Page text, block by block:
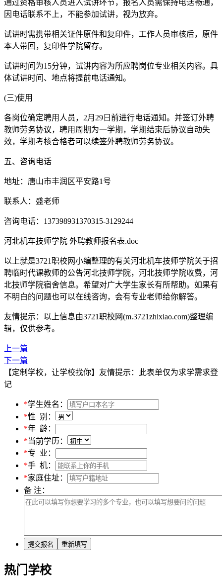
通过资格审核人员进入试讲环节，报名人员需保持电话畅通，
因电话联系不上，不能参加试讲，视为放弃。
试讲时需携带相关证件原件和复印件，工作人员审核后，原件
本人带回，复印件学院留存。
试讲时间为15分钟，试讲内容为所应聘岗位专业相关内容。具
体试讲时间、地点将提前电话通知。
(三)使用
各岗位确定聘用人员，2月29日前进行电话通知。并签订外聘
教师劳务协议，聘用周期为一学期，学期结束后协议自动失
效，学期考核合格者可以续签外聘教师劳务协议。
五、咨询电话
地址：唐山市丰润区平安路1号
联系人：盛老师
咨询电话：137398931370315-3129244
河北机车技师学院 外聘教师报名表.doc
以上就是3721职校网小编整理的有关河北机车技师学院关于招
聘临时代课教师的公告河北技师学院，河北技师学院收费，河
北技师学院宿舍信息。希望对广大学生家长有所帮助。如果有
不明白的问题也可以在线咨询，会有专业老师给你解答。
友情提示：以上信息由3721职校网(m.3721zhixiao.com)整理编
辑，仅供参考。
上一篇
下一篇
【定制学校，让学校找你】友情提示：此表单仅为求学需求登
记
*学生姓名：
*性 别：
*年 龄：
*当前学历：
*专 业：
*手 机：
*家庭住址：
备 注：
热门学校